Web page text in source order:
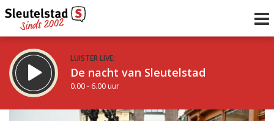
LUISTER LIVE:
De nacht van Sleutelstad
0.00 - 6.00 uur